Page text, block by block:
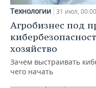
Технологии 31 июл, 00:00
Агробизнес под
хозяйство
Зачем выстраивать
чего начать